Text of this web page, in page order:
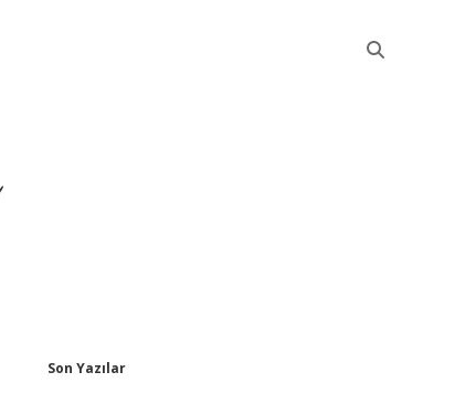
Sidebar
Son Yazılar